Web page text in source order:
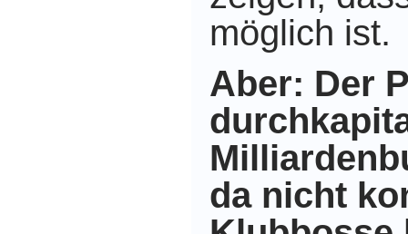
möglich ist.
Aber: Der
da nicht